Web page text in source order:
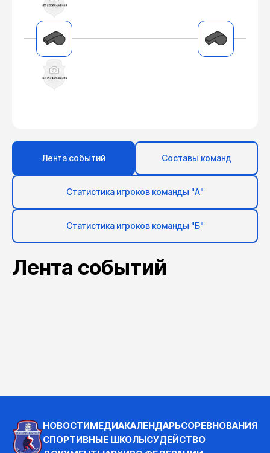
Лента событий Составы команд
Статистика игроков команды "А"
Статистика игроков команды "Б"
Лента событий
НОВОСТИМЕДИАКАЛЕНДАРЬСОРЕВНОВАНИЯ
СПОРТИВНЫЕ ШКОЛЫСУДЕЙСТВО